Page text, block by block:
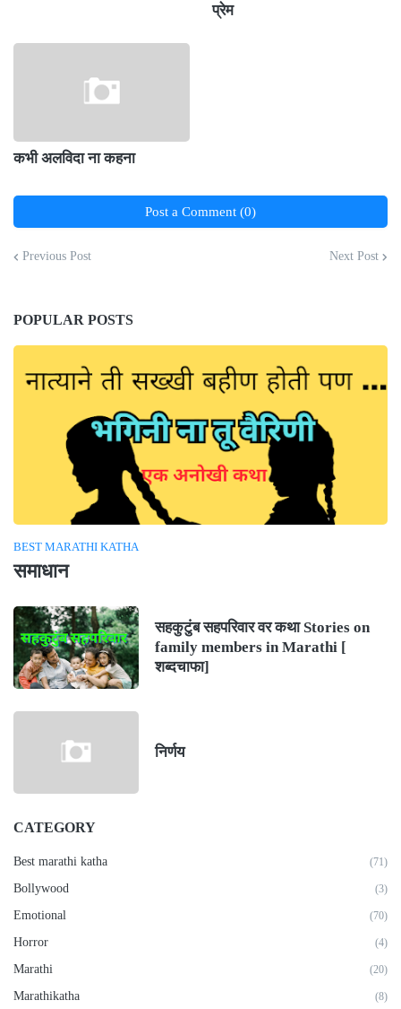
प्रेम
कभी अलविदा ना कहना
Post a Comment (0)
Previous Post Next Post
POPULAR POSTS
BEST MARATHI KATHA
समाधान
सहकुटुंब सहपरिवार वर कथा Stories on
family members in Marathi [
शब्दचाफा]
निर्णय
CATEGORY
Best marathi katha (71)
Bollywood (3)
Emotional (70)
Horror (4)
Marathi (20)
Marathikatha (8)